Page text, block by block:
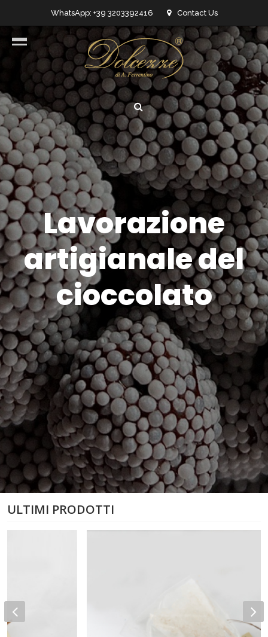
WhatsApp: +39 3203392416 Contact Us
info@dolcezzedicioccolato.it
Lavorazione
artigianale del
cioccolato
ULTIMI PRODOTTI